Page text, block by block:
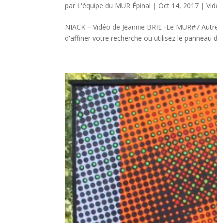
par L'équipe du MUR Épinal | Oct 14, 2017 |
NIACK – Vidéo de Jeannie BRIE -Le MUR#7
d'affiner votre recherche ou utilisez le panneau